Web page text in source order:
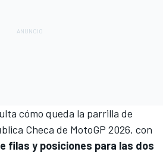
cómo queda la parrilla de
Checa de MotoGP 2026, con
filas y posiciones para las dos